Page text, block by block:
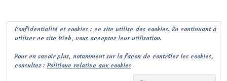
Confidentialité et cookies : ce site utilise des cookies. En continuant à
utiliser ce site Web, vous acceptez leur utilisation.
Pour en savoir plus, notamment sur la façon de contrôler les cookies,
consultez :Politique relative aux cookies